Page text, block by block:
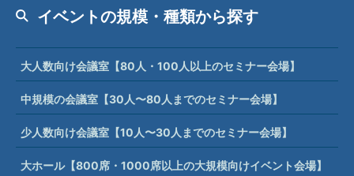
イベントの規模・種類から探す
大人数向け会議室【80人・100人以上のセミナー会場】
中規模の会議室【30人〜80人までのセミナー会場】
少人数向け会議室【10人〜30人までのセミナー会場】
大ホール【800席・1000席以上の大規模向けイベント会場】